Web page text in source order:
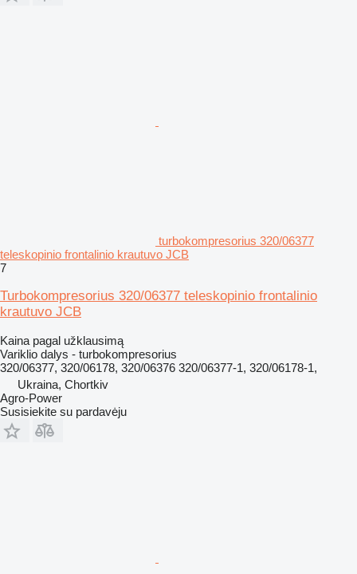
turbokompresorius 320/06377
teleskopinio frontalinio krautuvo JCB
7
Turbokompresorius 320/06377 teleskopinio frontalinio
krautuvo JCB
Kaina pagal užklausimą
Variklio dalys - turbokompresorius
320/06377, 320/06178, 320/06376 320/06377-1, 320/06178-1,
Ukraina, Chortkiv
Agro-Power
Susisiekite su pardavėju